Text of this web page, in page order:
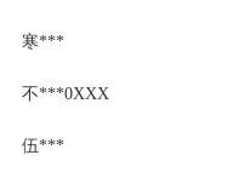
寒***
不***0XXX
伍***